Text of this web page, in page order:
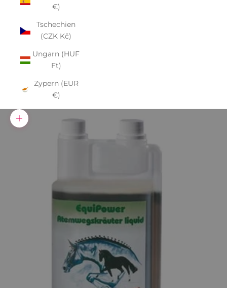
€)
Tschechien
(CZK Kč)
Ungarn (HUF
Ft)
Zypern (EUR
€)
Bild vergrößern